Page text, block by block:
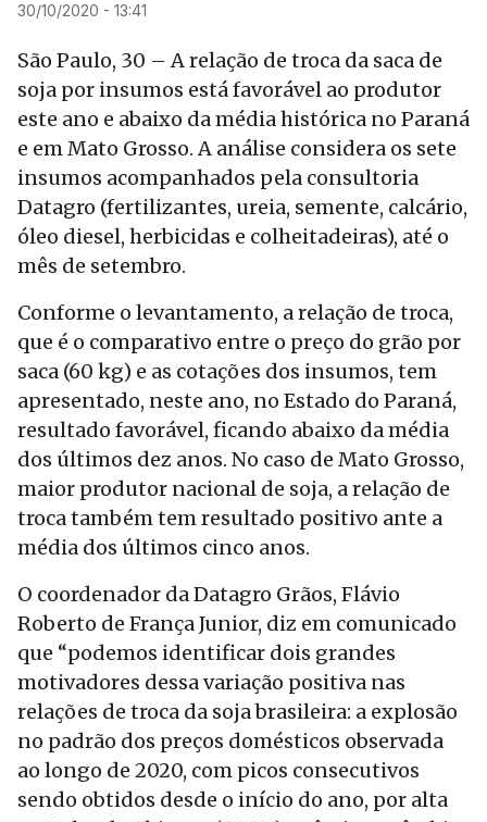
30/10/2020 - 13:41
São Paulo, 30 – A relação de troca da saca de
soja por insumos está favorável ao produtor
este ano e abaixo da média histórica no Paraná
e em Mato Grosso. A análise considera os sete
insumos acompanhados pela consultoria
Datagro (fertilizantes, ureia, semente, calcário,
óleo diesel, herbicidas e colheitadeiras), até o
mês de setembro.
Conforme o levantamento, a relação de troca,
que é o comparativo entre o preço do grão por
saca (60 kg) e as cotações dos insumos, tem
apresentado, neste ano, no Estado do Paraná,
resultado favorável, ficando abaixo da média
dos últimos dez anos. No caso de Mato Grosso,
maior produtor nacional de soja, a relação de
troca também tem resultado positivo ante a
média dos últimos cinco anos.
O coordenador da Datagro Grãos, Flávio
Roberto de França Junior, diz em comunicado
que “podemos identificar dois grandes
motivadores dessa variação positiva nas
relações de troca da soja brasileira: a explosão
no padrão dos preços domésticos observada
ao longo de 2020, com picos consecutivos
sendo obtidos desde o início do ano, por alta